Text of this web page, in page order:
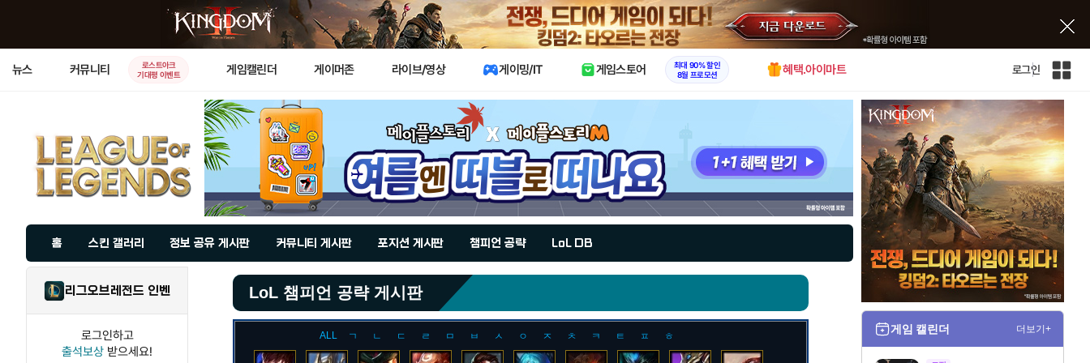
X
뉴스 커뮤니티
로스트아크
기대평 이벤트
게임캘린더 게이머존 라이브/영상 게이밍/IT 게임스토어
최대 90% 할인
8월 프로모션
혜택.아이마트 로그인
인
사
이
트
맵
홈 스킨 갤러리 정보 공유 게시판 커뮤니티 게시판 포지션 게시판 챔피언 공략 LoL DB
리그오브레전드 인벤
로그인하고
출석보상 받으세요!
LoL 챔피언 공략 게시판
ALL ㄱ ㄴ ㄷ ㄹ ㅁ ㅂ ㅅ ㅇ ㅈ ㅊ ㅋ ㅌ ㅍ ㅎ
게임 캘린더 더보기+